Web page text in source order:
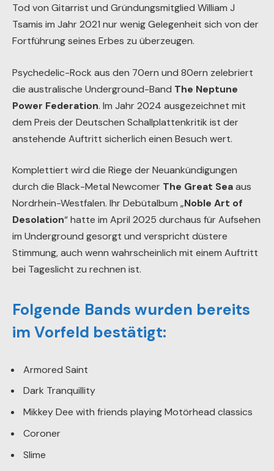
Tod von Gitarrist und Gründungsmitglied William J
Tsamis im Jahr 2021 nur wenig Gelegenheit sich von der
Fortführung seines Erbes zu überzeugen.
Psychedelic-Rock aus den 70ern und 80ern zelebriert
die australische Underground-Band The Neptune
Power Federation. Im Jahr 2024 ausgezeichnet mit
dem Preis der Deutschen Schallplattenkritik ist der
anstehende Auftritt sicherlich einen Besuch wert.
Komplettiert wird die Riege der Neuankündigungen
durch die Black-Metal Newcomer The Great Seaaus
Nordrhein-Westfalen. Ihr Debütalbum „Noble Art of
Desolation“ hatte im April 2025 durchaus für Aufsehen
im Underground gesorgt und verspricht düstere
Stimmung, auch wenn wahrscheinlich mit einem Auftritt
bei Tageslicht zu rechnen ist.
Folgende Bands wurden bereits
im Vorfeld bestätigt:
Armored Saint
Dark Tranquillity
Mikkey Dee with friends playing Motörhead classics
Coroner
Slime